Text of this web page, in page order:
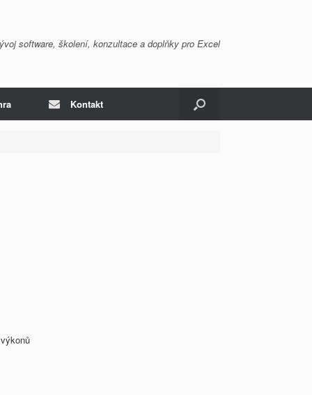
software, školení, konzultace a doplňky pro Excel
Kontakt